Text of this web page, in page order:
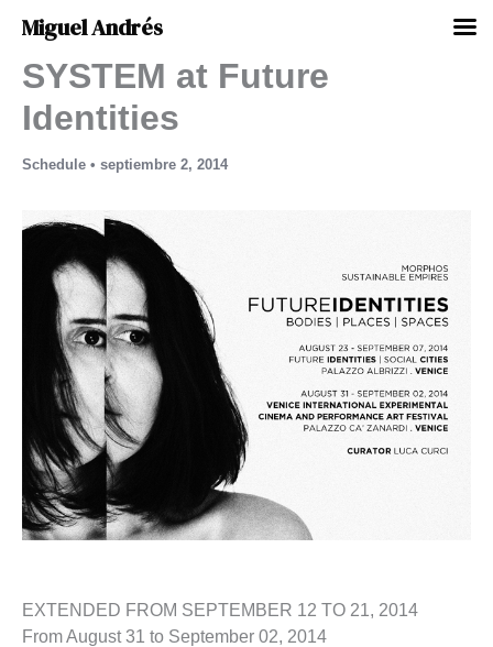
contenido
SYSTEM at Future
Identities
Schedule • septiembre 2, 2014
EXTENDED FROM SEPTEMBER 12 TO 21, 2014
From August 31 to September 02, 2014
Miguel Andrés